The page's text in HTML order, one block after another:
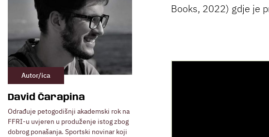
Autor/ica
David Čarapina
Odrađuje petogodišnji akademski rok na
FFRI-u uvjeren u produženje istog zbog
dobrog ponašanja. Sportski novinar koji
Books, 2022) gdje je